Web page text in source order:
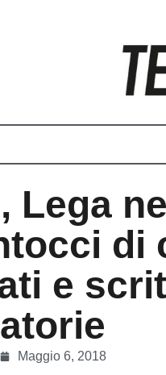
Lega
di
e
Maggio 6, 2018